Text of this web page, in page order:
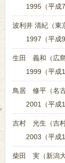
1995（平成
波利井 清紀（東
1997（平成
生田 義和（広島
1999（平成
鳥居 修平（名古
2001（平成
吉村 光生（吉村
2003（平成
柴田 実（新潟大